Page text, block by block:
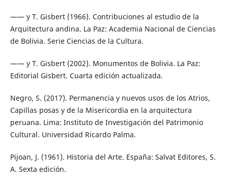
—— y T. Gisbert (1966). Contribuciones al estudio de la
Arquitectura andina. La Paz: Academia Nacional de Ciencias
de Bolivia. Serie Ciencias de la Cultura.
—— y T. Gisbert (2002). Monumentos de Bolivia. La Paz:
Editorial Gisbert. Cuarta edición actualizada.
Negro, S. (2017). Permanencia y nuevos usos de los Atrios,
Capillas posas y de la Misericordia en la arquitectura
peruana. Lima: Instituto de Investigación del Patrimonio
Cultural. Universidad Ricardo Palma.
Pijoan, J. (1961). Historia del Arte. España: Salvat Editores, S.
A. Sexta edición.